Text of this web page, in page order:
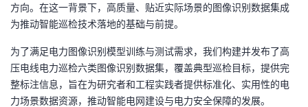
方向。在这一背景下，高质量、贴近实际场景的图像识别数据集成
为推动智能巡检技术落地的基础与前提。
为了满足电力图像识别模型训练与测试需求，我们构建并发布了高
压电线电力巡检六类图像识别数据集，覆盖典型巡检目标，提供完
整标注信息，旨在为研究者和工程实践者提供标准化、实用性的电
力场景数据资源，推动智能电网建设与电力安全保障的发展。